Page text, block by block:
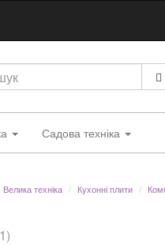
Садова техніка
Велика техніка Кухонні плити